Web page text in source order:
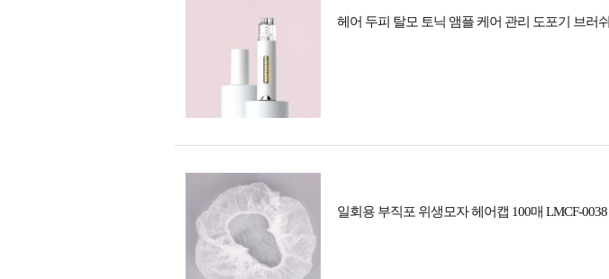
헤어 두피 탈모 토닉 앰플 케어 관리 도포기 브러쉬
일회용 부직포 위생모자 헤어캡 100매 LMCF-0038